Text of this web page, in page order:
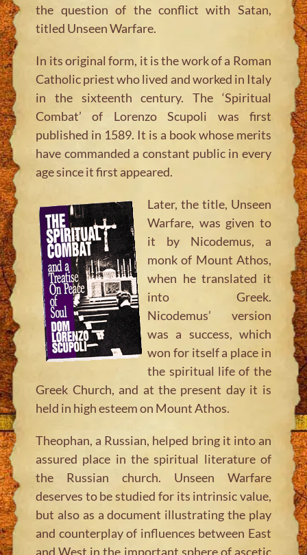
the question of the conflict with Satan,
titled Unseen Warfare.
In its original form, it is the work of a Roman
Catholic priest who lived and worked in Italy
in the sixteenth century. The ‘Spiritual
Combat’ of Lorenzo Scupoli was first
published in 1589. It is a book whose merits
have commanded a constant public in every
age since it first appeared.
Later, the title, Unseen
Warfare, was given to
it by Nicodemus, a
monk of Mount Athos,
when he translated it
into Greek.
Nicodemus’ version
was a success, which
won for itself a place in
the spiritual life of the
Greek Church, and at the present day it is
held in high esteem on Mount Athos.
Theophan, a Russian, helped bring it into an
assured place in the spiritual literature of
the Russian church. Unseen Warfare
deserves to be studied for its intrinsic value,
but also as a document illustrating the play
and counterplay of influences between East
and West in the important sphere of ascetic